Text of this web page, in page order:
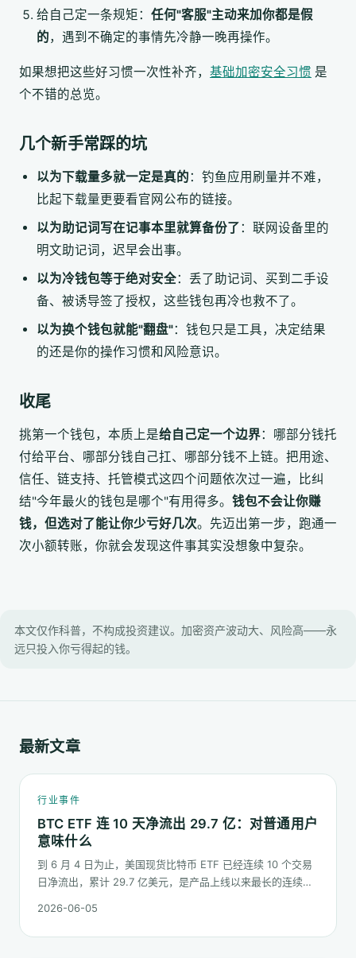
给自己定一条规矩： 任何"客服"主动来加你都是假
的，遇到不确定的事情先冷静一晚再操作。
如果想把这些好习惯一次性补齐， 基础加密安全习惯 是
个不错的总览。
几个新手常踩的坑
以为下载量多就一定是真的：钓鱼应用刷量并不难，
比起下载量更要看官网公布的链接。
以为助记词写在记事本里就算备份了：联网设备里的
明文助记词，迟早会出事。
以为冷钱包等于绝对安全：丢了助记词、买到二手设
备、被诱导签了授权，这些钱包再冷也救不了。
以为换个钱包就能"翻盘"：钱包只是工具，决定结果
的还是你的操作习惯和风险意识。
收尾
挑第一个钱包，本质上是给自己定一个边界：哪部分钱托
付给平台、哪部分钱自己扛、哪部分钱不上链。把用途、
信任、链支持、托管模式这四个问题依次过一遍，比纠
结"今年最火的钱包是哪个"有用得多。 钱包不会让你赚
钱，但选对了能让你少亏好几次。先迈出第一步，跑通一
次小额转账，你就会发现这件事其实没想象中复杂。
本文仅作科普，不构成投资建议。加密资产波动大、风险高——永
远只投入你亏得起的钱。
最新文章
行业事件
BTC ETF 连 10 天净流出 29.7 亿：对普通用户
意味什么
到 6 月 4 日为止，美国现货比特币 ETF 已经连续 10 个交易
日净流出，累计 29.7 亿美元，是产品上线以来最长的连续流
什么。
2026-06-05